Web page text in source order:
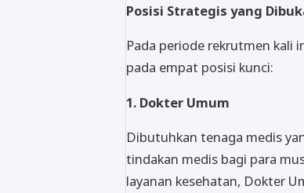
Posisi Strategis yang
Pada periode rekrutmen kali
pada empat posisi kunci:
1. Dokter Umum
Dibutuhkan tenaga medis
tindakan medis bagi para
layanan kesehatan, Dokter